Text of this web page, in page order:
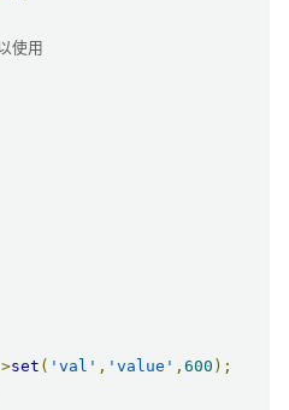
使用
set ( 'val' , 'value' , 600 );